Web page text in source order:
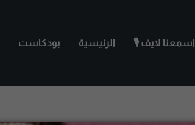
اسمعنا لايف 🎙️ الرئيسية بودكاست